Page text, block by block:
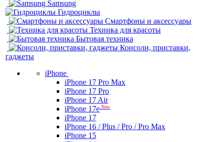
Samsung
Гидроциклы
Смартфоны и аксессуары
Техника для красоты
Бытовая техника
Консоли, приставки,
гаджеты
iPhone
iPhone 17 Pro Max
iPhone 17 Pro
iPhone 17 Air
iPhone 17e New
iPhone 17
iPhone 16 / Plus / Pro / Pro Max
iPhone 15